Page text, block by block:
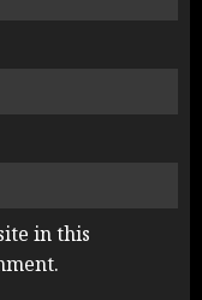
in this